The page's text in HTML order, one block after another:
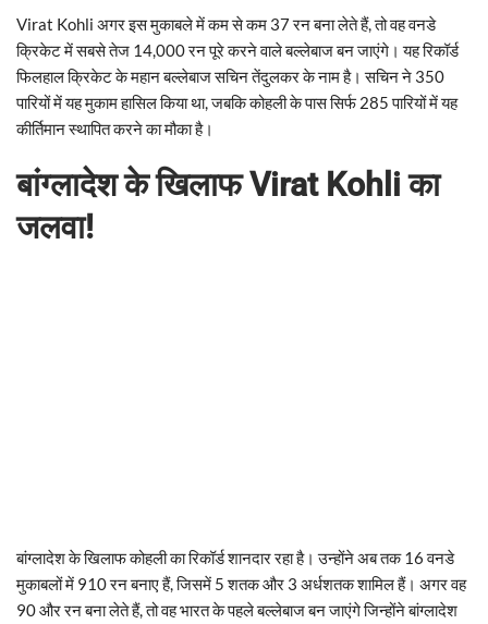
Virat Kohli अगर इस मुकाबले में कम से कम 37 रन बना लेते हैं, तो वह वनडे
क्रिकेट में सबसे तेज 14,000 रन पूरे करने वाले बल्लेबाज बन जाएंगे। यह रिकॉर्ड
फिलहाल क्रिकेट के महान बल्लेबाज सचिन तेंदुलकर के नाम है। सचिन ने 350
पारियों में यह मुकाम हासिल किया था, जबकि कोहली के पास सिर्फ 285 पारियों में यह
कीर्तिमान स्थापित करने का मौका है।
बांग्लादेश के खिलाफ Virat Kohli का
जलवा!
बांग्लादेश के खिलाफ कोहली का रिकॉर्ड शानदार रहा है। उन्होंने अब तक 16 वनडे
मुकाबलों में 910 रन बनाए हैं, जिसमें 5 शतक और 3 अर्धशतक शामिल हैं। अगर वह
90 और रन बना लेते हैं, तो वह भारत के पहले बल्लेबाज बन जाएंगे जिन्होंने बांग्लादेश